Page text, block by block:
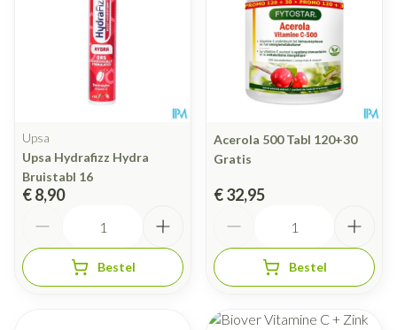
Upsa
Upsa Hydrafizz Hydra
Bruistabl 16
€ 8,90
Bestel
Acerola 500 Tabl 120+30
Gratis
€ 32,95
Bestel